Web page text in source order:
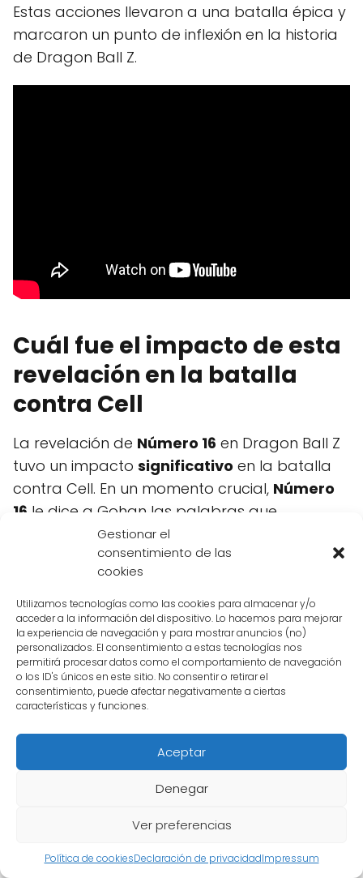
Gestionar el
consentimiento de las
cookies
Utilizamos tecnologías como las cookies para almacenar y/o
acceder a la información del dispositivo. Lo hacemos para mejorar
la experiencia de navegación y para mostrar anuncios (no)
personalizados. El consentimiento a estas tecnologías nos
permitirá procesar datos como el comportamiento de navegación
o los ID's únicos en este sitio. No consentir o retirar el
consentimiento, puede afectar negativamente a ciertas
características y funciones.
Aceptar
Denegar
Ver preferencias
Política de cookiesDeclaración de privacidadImpressum
Estas acciones llevaron a una batalla épica y
marcaron un punto de inflexión en la historia
de Dragon Ball Z.
Cuál fue el impacto de esta
revelación en la batalla
contra Cell
La revelación de Número 16 en Dragon Ball Z
tuvo un impacto significativo en la batalla
contra Cell. En un momento crucial, Número
16 le dice a Gohan las palabras que
cambiarían el rumbo de la pelea: "
despierta tu verdadero poder
simples palabras resonaron en lo más
profundo de Gohan, despertando una fuerza
que hasta entonces había estado oculta.
Estas palabras deNúmero 16fueron un
recordatorio para Gohan de su verdadero
potencial y le dieron el impulso necesario
para enfrentarse a Cell con una
determinación renovada
serie, Gohan había sido retratado como un
inmenso poder latente
pero que a menudo luchaba por encontrar